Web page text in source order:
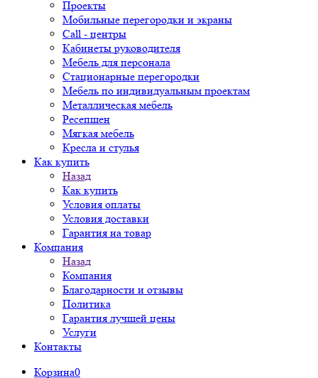
Проекты
Мобильные перегородки и экраны
Call - центры
Кабинеты руководителя
Мебель для персонала
Стационарные перегородки
Мебель по индивидуальным проектам
Металлическая мебель
Ресепшен
Мягкая мебель
Кресла и стулья
Как купить
Назад
Как купить
Условия оплаты
Условия доставки
Гарантия на товар
Компания
Назад
Компания
Благодарности и отзывы
Политика
Гарантия лучшей цены
Услуги
Контакты
Корзина0